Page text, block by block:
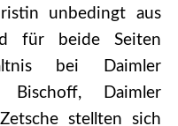
unbedingt aus
für beide Seiten
bei Daimler
Bischoff, Daimler
stellten sich